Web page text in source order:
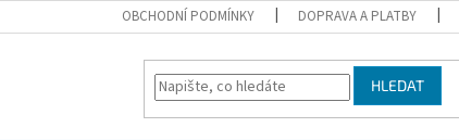
OBCHODNÍ PODMÍNKY DOPRAVA A PLATBY
HLEDAT